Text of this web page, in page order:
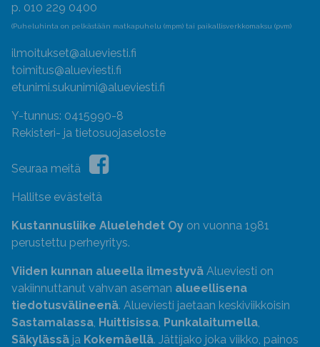
p. 010 229 0400
(Puheluhinta on pelkästään matkapuhelu (mpm) tai paikallisverkkomaksu (pvm)
ilmoitukset@alueviesti.fi
toimitus@alueviesti.fi
etunimi.sukunimi@alueviesti.fi
Y-tunnus: 0415990-8
Rekisteri- ja tietosuojaseloste
Seuraa meitä
Hallitse evästeitä
Kustannusliike Aluelehdet Oy on vuonna 1981
perustettu perheyritys.
Viiden kunnan alueella ilmestyvä Alueviesti on
vakiinnuttanut vahvan aseman alueellisena
tiedotusvälineenä. Alueviesti jaetaan keskiviikkoisin
Sastamalassa, Huittisissa, Punkalaitumella,
Säkylässä ja Kokemäellä. Jättijako joka viikko, painos